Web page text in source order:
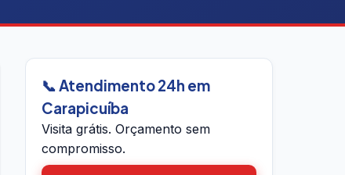
📞 Atendimento 24h em
Carapicuíba
Visita grátis. Orçamento sem
compromisso.